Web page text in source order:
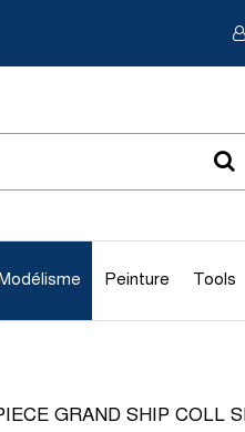
Modélisme Peinture Tools
GRAND SHIP COLL